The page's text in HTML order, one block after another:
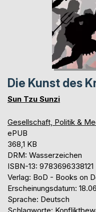
Die Kunst des
Sun Tzu Sunzi
Gesellschaft, Politik &
ePUB
368,1 KB
DRM: Wasserzeichen
ISBN-13: 9783696338121
Verlag: BoD - Books on
Erscheinungsdatum:
Sprache: Deutsch